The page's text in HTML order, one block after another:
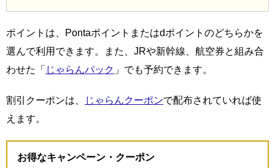
ポイントは、Pontaポイントまたはdポイントのどちらかを
選んで利用できます。また、JRや新幹線、航空券と組み合
わせた「 じゃらんパック 」でも予約できます。
割引クーポンは、 じゃらんクーポンで配布されていれば使
えます。
お得なキャンペーン・クーポン